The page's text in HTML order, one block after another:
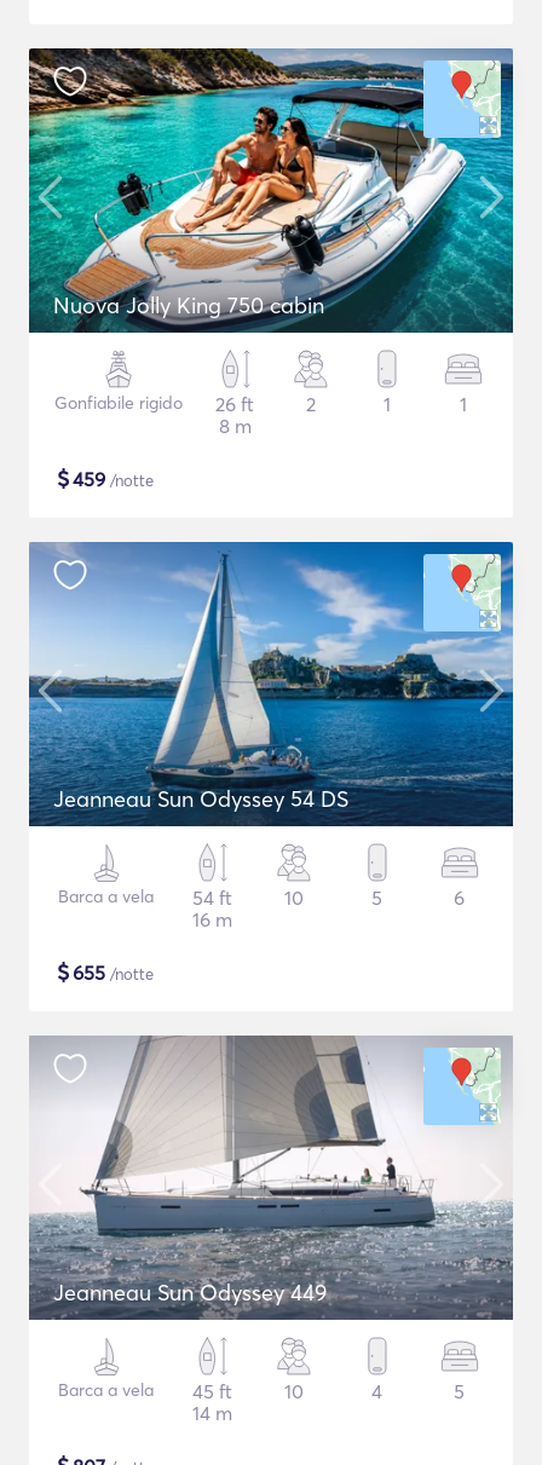
Nuova Jolly King 750 cabin
Gonfiabile rigido
26 ft
8 m
2 1 1
$459 /notte
Jeanneau Sun Odyssey 54 DS
Barca a vela
54 ft
16 m
10 5 6
$655 /notte
Jeanneau Sun Odyssey 449
Barca a vela
45 ft
14 m
10 4 5